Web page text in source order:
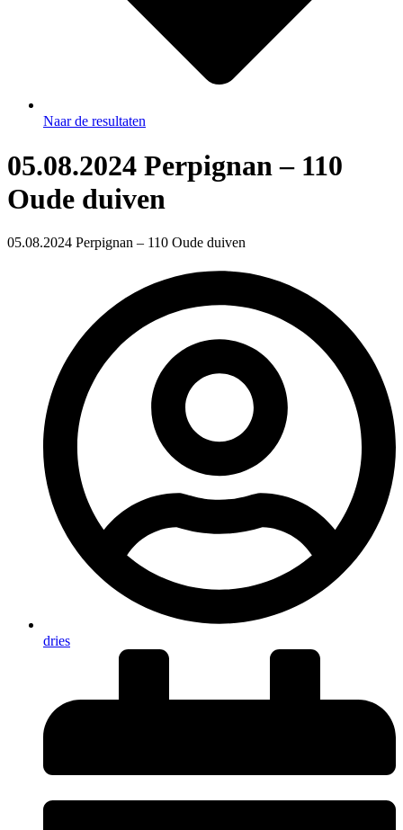
Naar de resultaten
05.08.2024 Perpignan – 110
Oude duiven
05.08.2024 Perpignan – 110 Oude duiven
dries